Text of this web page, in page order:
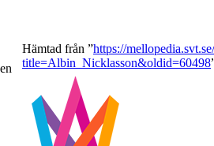
Hämtad från ”https://
title=Albin_Nicklasson&oldid=60498